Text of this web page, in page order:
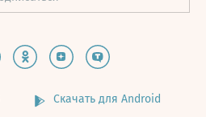
Скачать для Android